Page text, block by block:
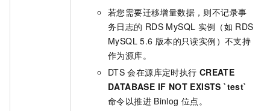
若您需要迁移增量数据，则不记录事
务日志的 RDS MySQL 实例（如 RDS
MySQL 5.6 版本的只读实例）不支持
作为源库。
DTS 会在源库定时执行 CREATE
DATABASE IF NOT EXISTS `test`
命令以推进 Binlog 位点。